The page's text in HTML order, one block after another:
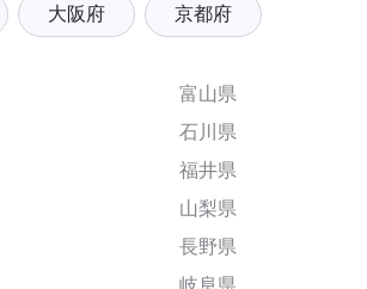
大阪府 京都府
富山県
石川県
福井県
山梨県
長野県
岐阜県